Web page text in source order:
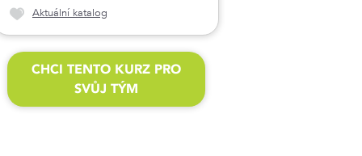
Aktuální katalog
CHCI TENTO KURZ PRO
SVŮJ TÝM